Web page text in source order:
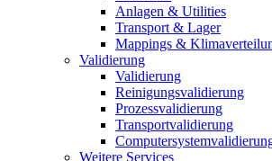
Anlagen & Utilities
Transport & Lager
Mappings &
Validierung
Validierung
Reinigungsvalidierung
Prozessvalidierung
Transportvalidierung
Weitere Services